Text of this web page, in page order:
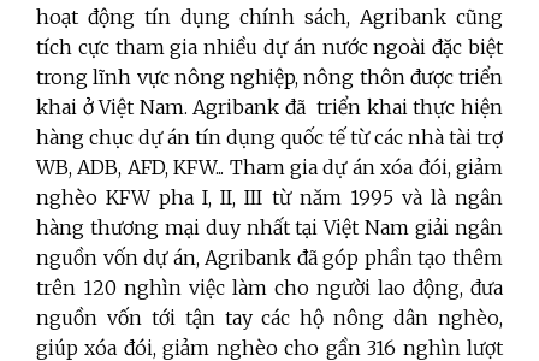
hoạt động tín dụng chính sách, Agribank cũng
tích cực tham gia nhiều dự án nước ngoài đặc biệt
trong lĩnh vực nông nghiệp, nông thôn được triển
khai ở Việt Nam. Agribank đã triển khai thực hiện
hàng chục dự án tín dụng quốc tế từ các nhà tài trợ
WB, ADB, AFD, KFW... Tham gia dự án xóa đói, giảm
nghèo KFW pha I, II, III từ năm 1995 và là ngân
hàng thương mại duy nhất tại Việt Nam giải ngân
nguồn vốn dự án, Agribank đã góp phần tạo thêm
trên 120 nghìn việc làm cho người lao động, đưa
nguồn vốn tới tận tay các hộ nông dân nghèo,
giúp xóa đói, giảm nghèo cho gần 316 nghìn lượt